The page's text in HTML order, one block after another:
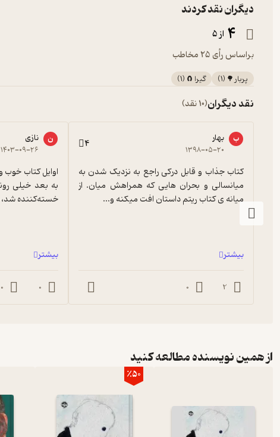
دیگران نقد کردند
4 از 5
براساس رأی 25 مخاطب
پربار 🌳 (
1
) گیرا 🧲 (
1
)
نقد دیگران(10 نقد)
ب بهار
۱۳۹۸-۰۵-۲۰ 4
میانه ی کتاب ریتم داستان افت میکنه و...
بیشتر
2
0
ن نازی
۱۴۰۳-۰۹-۲۶
خسته‌کننده شد، شخصیت بهرام خیلی آ...
بیشتر
0
0
از همین نویسنده مطالعه کنید
٪50